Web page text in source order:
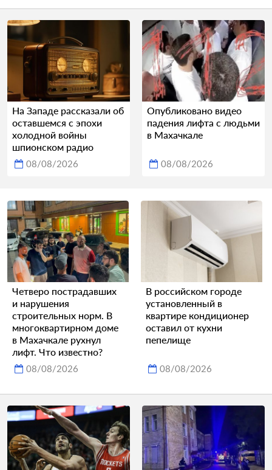
На Западе рассказали об
оставшемся с эпохи
холодной войны
шпионском радио
08/08/2026
Опубликовано видео
падения лифта с людьми
в Махачкале
08/08/2026
Четверо пострадавших
и нарушения
строительных норм. В
многоквартирном доме
в Махачкале рухнул
лифт. Что известно?
08/08/2026
В российском городе
установленный в
квартире кондиционер
оставил от кухни
пепелище
08/08/2026